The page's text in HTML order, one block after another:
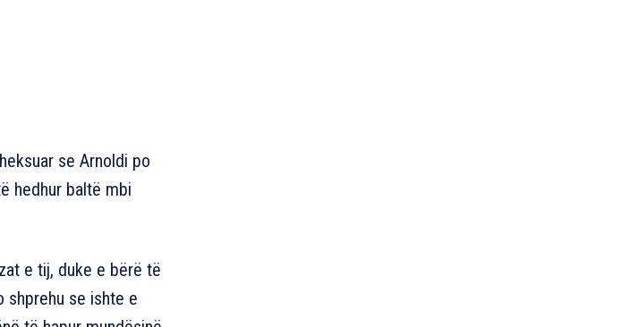
se Arnoldi po
hedhur baltë mbi
e tij, duke e bërë të
shprehu se ishte e